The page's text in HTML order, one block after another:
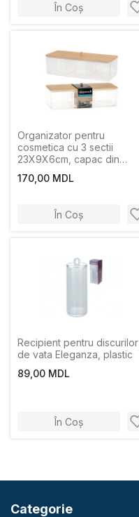
În Coș
Organizator pentru
cosmetica cu 3 sectii
23X9X6cm, capac din
170,00 MDL
În Coș
Recipient pentru discurilor
de vata Eleganza, plastic
89,00 MDL
În Coș
Categorie